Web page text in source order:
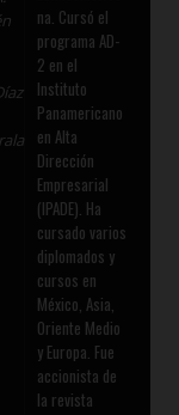
na. Cursó el
programa AD-
2 en el
Instituto
Panamericano
en Alta
Dirección
Empresarial
(IPADE). Ha
cursado varios
diplomados y
cursos en
México, Asia,
Oriente Medio
y Europa. Fue
accionista de
la revista